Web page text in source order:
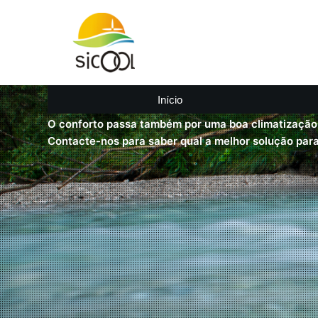
r
p
a
r
a
o
c
o
n
t
e
ú
d
Início
TEMPERATURA IDEAL EM QUALQUER
O conforto passa também por uma boa
Contacte-nos para saber qual a melhor solução